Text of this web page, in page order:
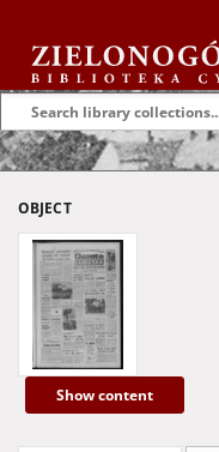
OBJECT
Show content